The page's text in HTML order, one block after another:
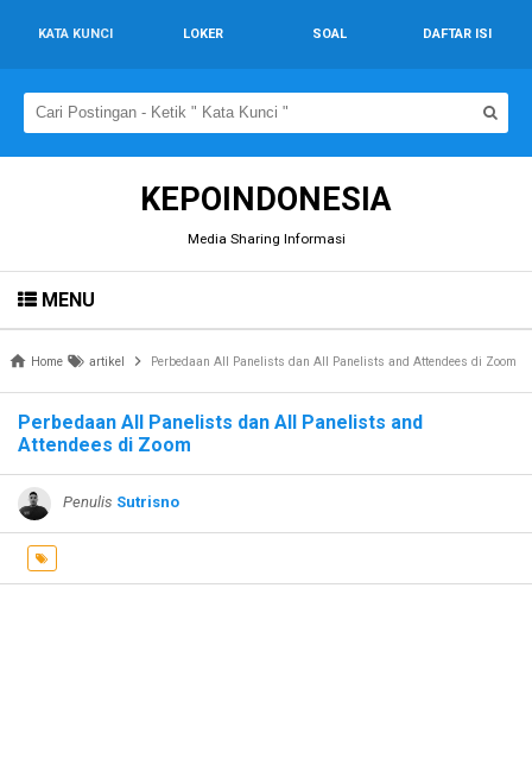
KATA KUNCI LOKER SOAL DAFTAR ISI
KEPOINDONESIA
Media Sharing Informasi
MENU
Home artikel Perbedaan All Panelists dan All Panelists and Attendees di Zoom
Perbedaan All Panelists dan All Panelists and
Attendees di Zoom
Penulis Sutrisno